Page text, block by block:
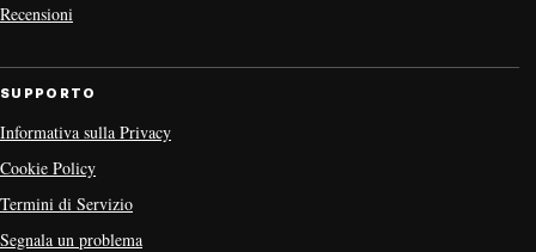
Recensioni
SUPPORTO
Informativa sulla Privacy
Cookie Policy
Termini di Servizio
Segnala un problema